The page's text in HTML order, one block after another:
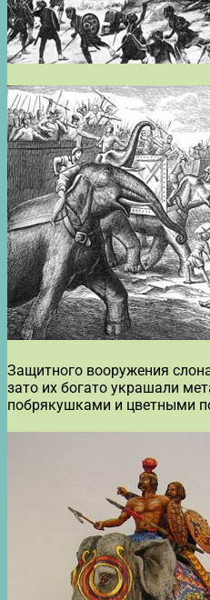
Защитного вооружения
зато их богато украшали
побрякушками и цветными